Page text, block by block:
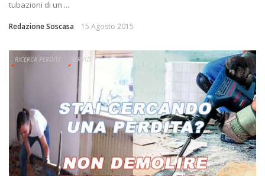
tubazioni di un ...
Redazione Soscasa 15 Agosto 2015
RICERCA PERDITE SERVIZI